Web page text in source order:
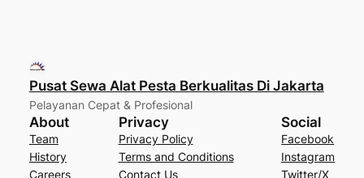
Pusat Sewa Alat Pesta Berkualitas Di Jakarta
Pelayanan Cepat & Profesional
About
Team
History
Careers
Privacy
Privacy Policy
Terms and Conditions
Contact Us
Social
Facebook
Instagram
Twitter/X